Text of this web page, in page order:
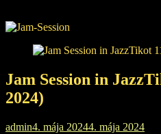
Jam Session in
2024)
admin4. mája 20244. mája 2024